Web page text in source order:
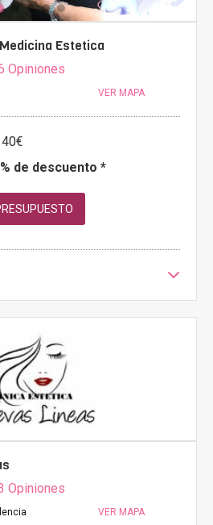
Estetica
Opiniones
VER MAPA
de descuento *
Opiniones
VER MAPA